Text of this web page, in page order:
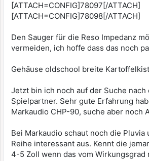
[ATTACH=CONFIG]78097[/ATTACH]
[ATTACH=CONFIG]78098[/ATTACH]
Den Sauger für die Reso Impedanz
vermeiden, ich hoffe dass das noch
Gehäuse oldschool breite
Jetzt bin ich noch auf der Suche nach
Spielpartner. Sehr gute Erfahrung
Markaudio CHP-90, suche aber noch
Bei Markaudio schaut noch die Pluvia
Reihe interessant aus. Kennt die
4-5 Zoll wenn das vom Wirkungsgrad